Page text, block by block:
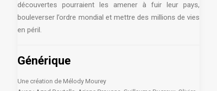
découvertes pourraient les amener à fuir leur pays,
bouleverser l’ordre mondial et mettre des millions de vies
en péril.
Générique
Une création de Mélody Mourey